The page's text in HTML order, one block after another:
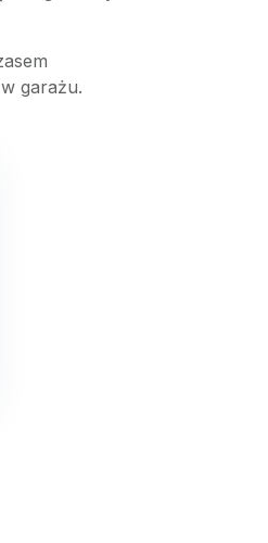
garażu.